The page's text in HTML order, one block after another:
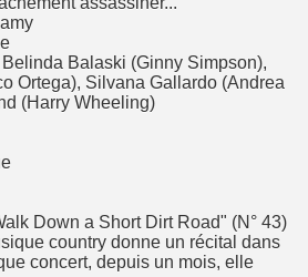
Balaski (Ginny Simpson),
Ortega), Silvana Gallardo (Andrea
(Harry Wheeling)
Down a Short Dirt Road" (N° 43)
country donne un récital dans
concert, depuis un mois, elle